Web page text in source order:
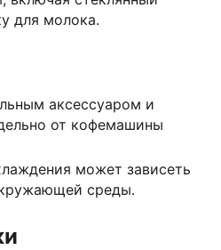
для молока.
аксессуаром и
от кофемашины
может зависеть
среды.